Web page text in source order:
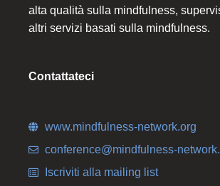
alta qualità sulla mindfulness,
altri servizi basati sulla mindfulness.
Contattateci
www.mindfulness-network.org
conference@mindfulness-
Iscriviti alla mailing list